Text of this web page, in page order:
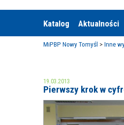
Katalog Aktualności
MiPBP Nowy Tomyśl > Inne
19.03.2013
Pierwszy krok w